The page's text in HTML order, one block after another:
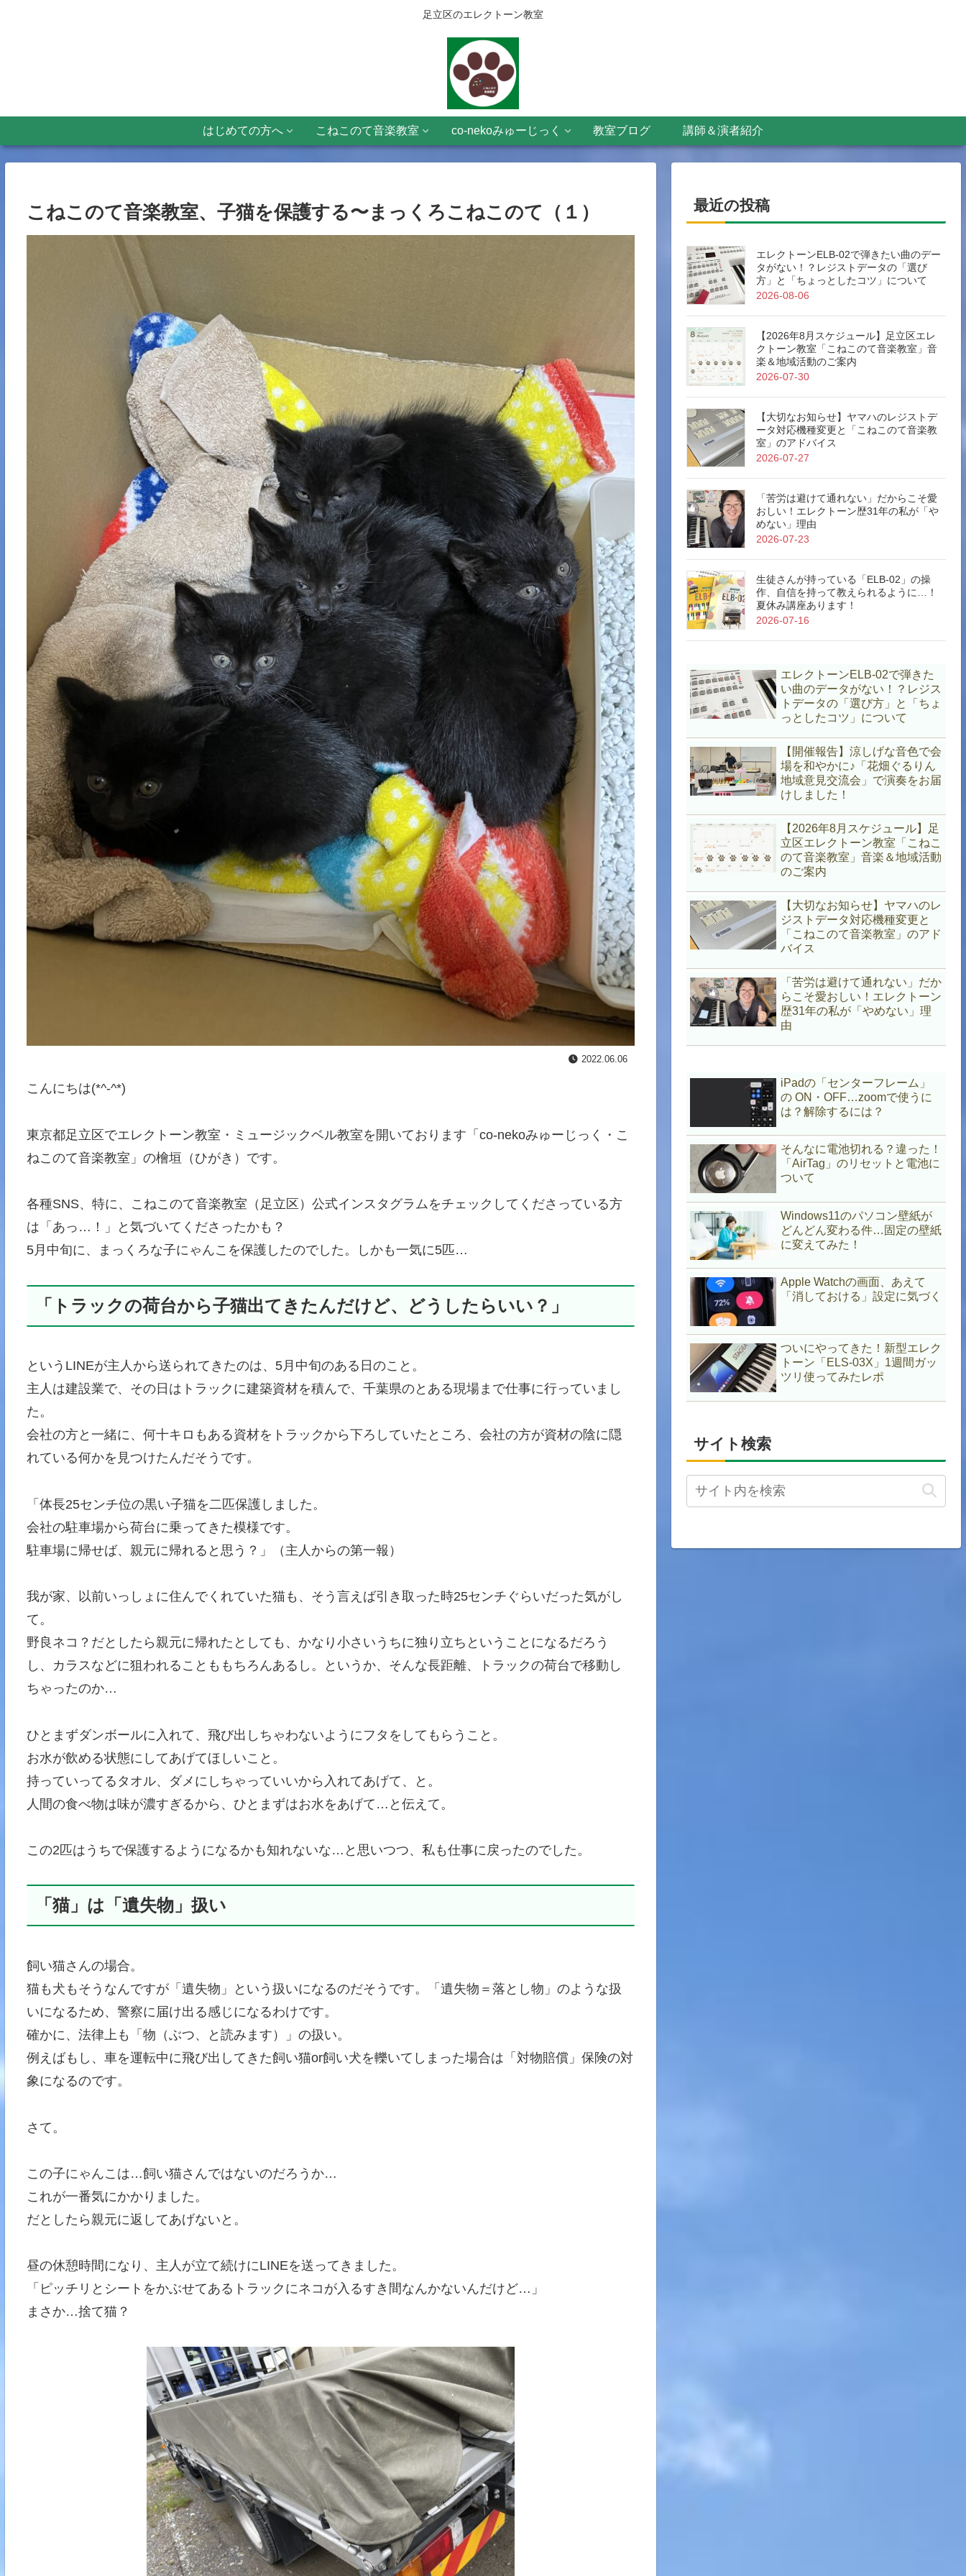
足立区のエレクトーン教室
はじめての方へ こねこのて音楽教室 co-nekoみゅーじっく 教室ブログ 講師＆演者紹介
こねこのて音楽教室、子猫を保護する〜まっくろこねこのて（１）
2022.06.06
こんにちは(*^-^*)
東京都足立区でエレクトーン教室・ミュージックベル教室を開いております「co-nekoみゅーじっく・こ
ねこのて音楽教室」の檜垣（ひがき）です。
各種SNS、特に、こねこのて音楽教室（足立区）公式インスタグラムをチェックしてくださっている方
は「あっ…！」と気づいてくださったかも？
5月中旬に、まっくろな子にゃんこを保護したのでした。しかも一気に5匹…
「トラックの荷台から子猫出てきたんだけど、どうしたらいい？」
というLINEが主人から送られてきたのは、5月中旬のある日のこと。
主人は建設業で、その日はトラックに建築資材を積んで、千葉県のとある現場まで仕事に行っていまし
た。
会社の方と一緒に、何十キロもある資材をトラックから下ろしていたところ、会社の方が資材の陰に隠
れている何かを見つけたんだそうです。
「体長25センチ位の黒い子猫を二匹保護しました。
会社の駐車場から荷台に乗ってきた模様です。
駐車場に帰せば、親元に帰れると思う？」（主人からの第一報）
我が家、以前いっしょに住んでくれていた猫も、そう言えば引き取った時25センチぐらいだった気がし
て。
野良ネコ？だとしたら親元に帰れたとしても、かなり小さいうちに独り立ちということになるだろう
し、カラスなどに狙われることももちろんあるし。というか、そんな長距離、トラックの荷台で移動し
ちゃったのか…
ひとまずダンボールに入れて、飛び出しちゃわないようにフタをしてもらうこと。
お水が飲める状態にしてあげてほしいこと。
持っていってるタオル、ダメにしちゃっていいから入れてあげて、と。
人間の食べ物は味が濃すぎるから、ひとまずはお水をあげて…と伝えて。
この2匹はうちで保護するようになるかも知れないな…と思いつつ、私も仕事に戻ったのでした。
「猫」は「遺失物」扱い
飼い猫さんの場合。
猫も犬もそうなんですが「遺失物」という扱いになるのだそうです。「遺失物＝落とし物」のような扱
いになるため、警察に届け出る感じになるわけです。
確かに、法律上も「物（ぶつ、と読みます）」の扱い。
例えばもし、車を運転中に飛び出してきた飼い猫or飼い犬を轢いてしまった場合は「対物賠償」保険の対
象になるのです。
さて。
この子にゃんこは…飼い猫さんではないのだろうか…
これが一番気にかかりました。
だとしたら親元に返してあげないと。
昼の休憩時間になり、主人が立て続けにLINEを送ってきました。
「ピッチリとシートをかぶせてあるトラックにネコが入るすき間なんかないんだけど…」
まさか…捨て猫？
最近の投稿
エレクトーンELB-02で弾きたい曲のデー
タがない！？レジストデータの「選び
方」と「ちょっとしたコツ」について
2026-08-06
【2026年8月スケジュール】足立区エレ
クトーン教室「こねこのて音楽教室」音
楽＆地域活動のご案内
2026-07-30
【大切なお知らせ】ヤマハのレジストデ
ータ対応機種変更と「こねこのて音楽教
室」のアドバイス
2026-07-27
「苦労は避けて通れない」だからこそ愛
おしい！エレクトーン歴31年の私が「や
めない」理由
2026-07-23
生徒さんが持っている「ELB-02」の操
作、自信を持って教えられるように…！
夏休み講座あります！
2026-07-16
エレクトーンELB-02で弾きた
い曲のデータがない！？レジス
トデータの「選び方」と「ちょ
っとしたコツ」について
【開催報告】涼しげな音色で会
場を和やかに♪「花畑ぐるりん
地域意見交流会」で演奏をお届
けしました！
【2026年8月スケジュール】足
立区エレクトーン教室「こねこ
のて音楽教室」音楽＆地域活動
のご案内
【大切なお知らせ】ヤマハのレ
ジストデータ対応機種変更と
「こねこのて音楽教室」のアド
バイス
「苦労は避けて通れない」だか
らこそ愛おしい！エレクトーン
歴31年の私が「やめない」理
由
iPadの「センターフレーム」
の ON・OFF…zoomで使うに
は？解除するには？
そんなに電池切れる？違った！
「AirTag」のリセットと電池に
ついて
Windows11のパソコン壁紙が
どんどん変わる件…固定の壁紙
に変えてみた！
Apple Watchの画面、あえて
「消しておける」設定に気づく
ついにやってきた！新型エレク
トーン「ELS-03X」1週間ガッ
ツリ使ってみたレポ
サイト検索